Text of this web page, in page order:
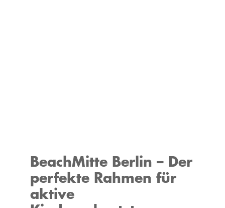
BeachMitte Berlin – Der
perfekte Rahmen für
aktive